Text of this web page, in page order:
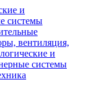
и
системы
вентиляция,
и
системы